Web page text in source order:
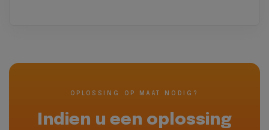
OPLOSSING OP MAAT NODIG?
Indien u een oplossing